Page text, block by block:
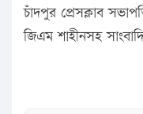
চাঁদপুর প্রেসক্লাব
জিএম শাহীনসহ